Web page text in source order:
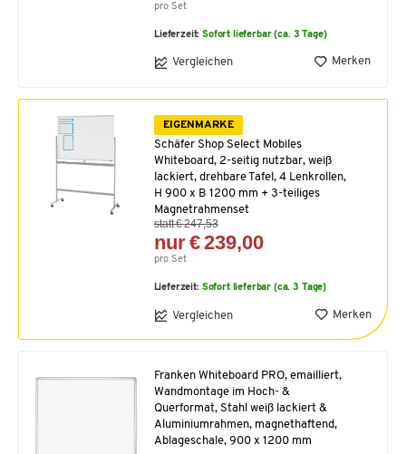
pro Set
Lieferzeit:Sofort lieferbar (ca. 3 Tage)
Vergleichen Merken
EIGENMARKE
Schäfer Shop Select Mobiles
Whiteboard, 2-seitig nutzbar, weiß
lackiert, drehbare Tafel, 4 Lenkrollen,
H 900 x B 1200 mm + 3-teiliges
Magnetrahmenset
statt € 247,53
nur € 239,00
pro Set
Lieferzeit: Sofort lieferbar (ca. 3 Tage)
Vergleichen Merken
Franken Whiteboard PRO, emailliert,
Wandmontage im Hoch- &
Querformat, Stahl weiß lackiert &
Aluminiumrahmen, magnethaftend,
Ablageschale, 900 x 1200 mm